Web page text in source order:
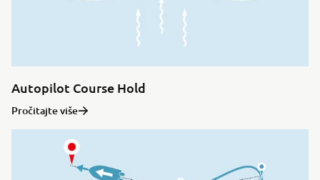
Autopilot Course Hold
Pročitajte više